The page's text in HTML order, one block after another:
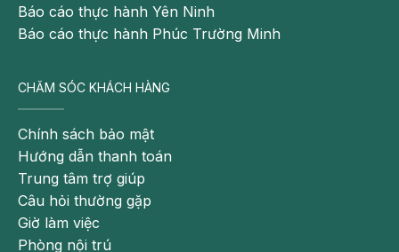
Cách trị ợ chua khi ngủ dậy đơn giản ngay
Đa số nguyên nhân của
sáng đều xuất phát từ thói quen ăn uống. Để cải
thiện tình trạng này, bạn có thể áp dụng một số biện
pháp đơn giản ngay tại nhà như sau.
Báo cáo thực hành Yên Ninh
Báo cáo thực hành Phúc Trường Minh
CHĂM SÓC KHÁCH HÀNG
Chính sách bảo mật
Hướng dẫn thanh toán
Trung tâm trợ giúp
Câu hỏi thường gặp
Giờ làm việc
Phòng nội trú